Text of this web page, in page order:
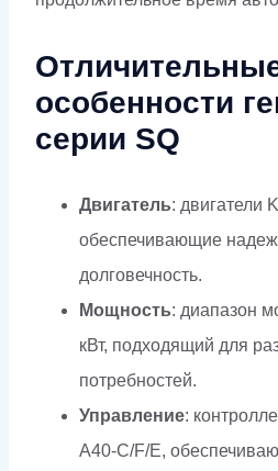
особенности
серии SQ
Двигатель: двигатели
обеспечивающие
долговечность.
Мощность: диапазон
кВт, подходящий для
потребностей.
Управление:
A40-C/F/E,